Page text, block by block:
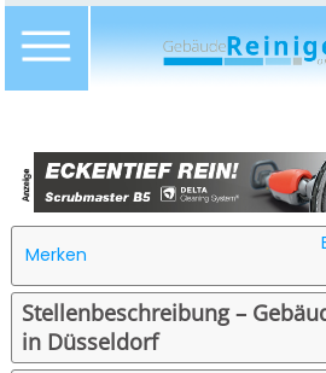
Merken
Stellenbeschreibung –
in Düsseldorf